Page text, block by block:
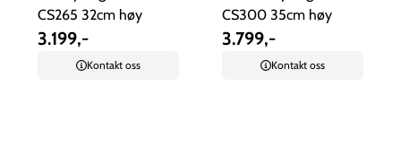
CS265 32cm høy
3.199,-
Kontakt oss
CS300 35cm høy
3.799,-
Kontakt oss